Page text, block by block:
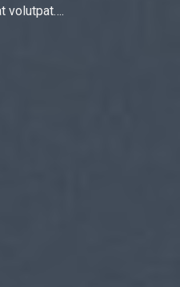
volutpat….